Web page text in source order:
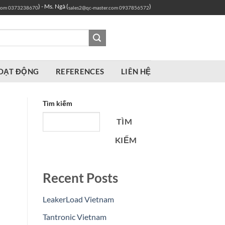
0373238670) - Ms. Ngà (sales2@qc-master.com0937856572)
ĐỘNG REFERENCES LIÊN HỆ
Tìm kiếm
TÌM
KIẾM
Recent Posts
LeakerLoad Vietnam
Tantronic Vietnam